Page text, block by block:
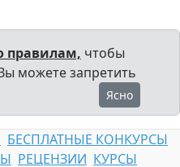
правилам, чтобы
можете запретить
Ясно
БЕСПЛАТНЫЕ КОНКУРСЫ
РЕЦЕНЗИИ КУРСЫ